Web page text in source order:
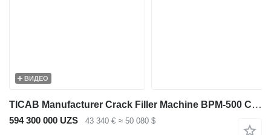
ВИДЕО
TICAB Manufacturer Crack Filler Machine BPM-500 Concrete Gap Filler
594 300 000 UZS 43 340 € ≈ 50 080 $